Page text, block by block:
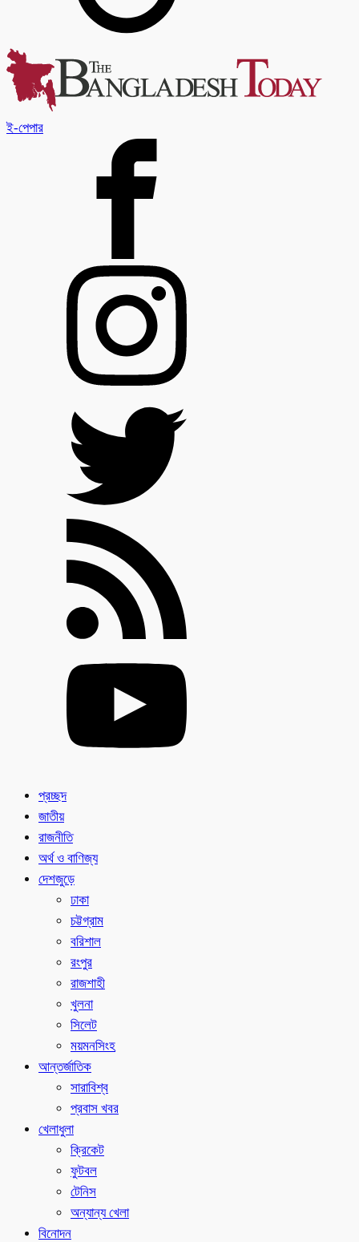
ই-পেপার
প্রচ্ছদ
জাতীয়
রাজনীতি
অর্থ ও বাণিজ্য
দেশজুড়ে
ঢাকা
চট্টগ্রাম
বরিশাল
রংপুর
রাজশাহী
খুলনা
সিলেট
ময়মনসিংহ
আন্তর্জাতিক
সারাবিশ্ব
প্রবাস খবর
খেলাধুলা
ক্রিকেট
ফুটবল
টেনিস
অন্যান্য খেলা
বিনোদন